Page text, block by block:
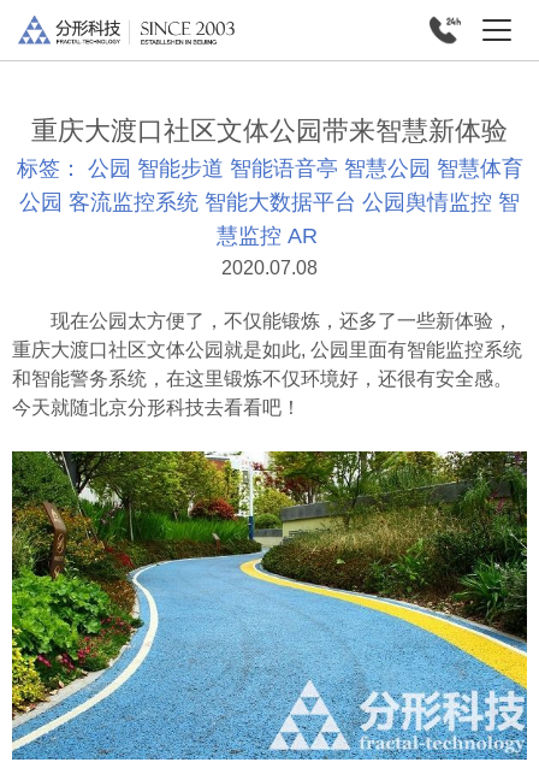
重庆大渡口社区文体公园带来智慧新体验
标签： 公园 智能步道 智能语音亭 智慧公园 智慧体育
公园 客流监控系统 智能大数据平台 公园舆情监控 智
慧监控 AR
2020.07.08
现在公园太方便了，不仅能锻炼，还多了一些新体验，
重庆大渡口社区文体公园就是如此, 公园里面有智能监控系统
和智能警务系统，在这里锻炼不仅环境好，还很有安全感。
今天就随北京分形科技去看看吧！